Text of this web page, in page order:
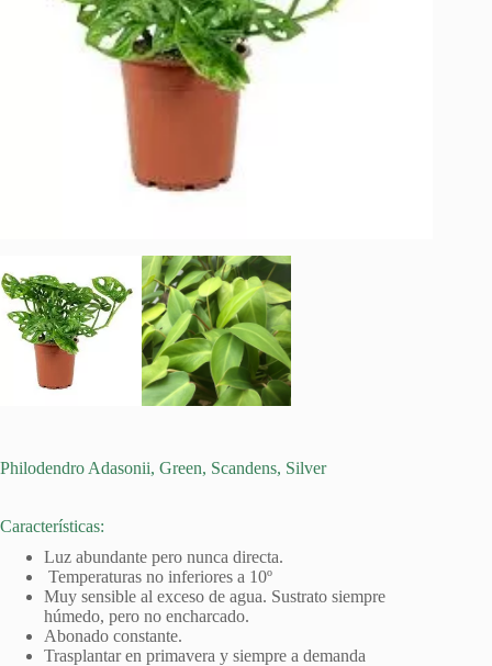
Philodendro Adasonii, Green, Scandens, Silver
Características:
Luz abundante pero nunca directa.
Temperaturas no inferiores a 10º
Muy sensible al exceso de agua. Sustrato siempre
húmedo, pero no encharcado.
Abonado constante.
Trasplantar en primavera y siempre a demanda